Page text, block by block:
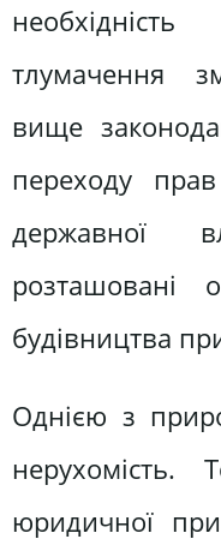
тлумачення
вище
переходу
державної
розташовані
будівництва
Однією з
нерухомість.
юридичної